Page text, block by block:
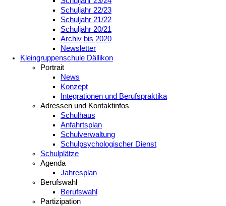
Schuljahr 22/23
Schuljahr 21/22
Schuljahr 20/21
Archiv bis 2020
Newsletter
Kleingruppenschule Dällikon
Portrait
News
Konzept
Integrationen und Berufspraktika
Adressen und Kontaktinfos
Schulhaus
Anfahrtsplan
Schulverwaltung
Schulpsychologischer Dienst
Schulplätze
Agenda
Jahresplan
Berufswahl
Berufswahl
Partizipation